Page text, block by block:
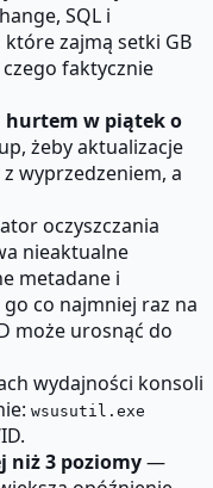
SQL i
zajmą setki GB
faktycznie
w piątek o
żeby aktualizacje
wyprzedzeniem, a
oczyszczania
nieaktualne
metadane i
co najmniej raz na
może urosnąć do
wydajności konsoli
wsusutil.exe
niż 3 poziomy—